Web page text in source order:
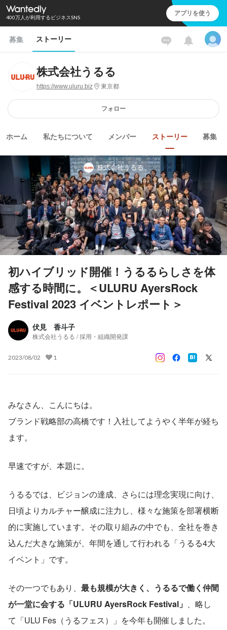
400万人が利用するビジネスSNS アプリを使う
募集 ストーリー
株式会社うるる
https://www.uluru.biz 東京都
フォロー
ホーム 私たちについて メンバー ストーリー 募集
株式会社うるる
初ハイブリッド開催！うるるらしさを体
感する時間に。＜ULURU AyersRock
Festival 2023 イベントレポート＞
伏見 香斗子
株式会社うるる / 採用・組織開発課
2023/08/02 1
みなさん、こんにちは。
ブランド戦略部の高橋です！入社してようやく半年が経ち
ます。
早速ですが、本題に。
うるるでは、ビジョンの達成、さらには理念実現に向け、
日頃よりカルチャー醸成に注力し、様々な施策を部署横断
的に実施しています。その取り組みの中でも、全社を巻き
込んだ大きな施策が、年間を通して行われる「うるる4大
イベント」です。
その一つでもあり、 最も規模が大きく、うるるで働く仲間
が一堂に会する「ULURU AyersRock Festival」 、略し
て「ULU Fes（うるフェス）」を今年も開催しました。